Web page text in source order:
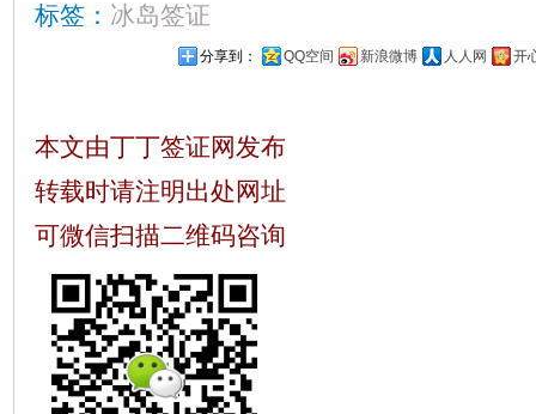
标签： 冰岛签证
分享到： QQ空间 新浪微博 人人网 开
本文由丁丁签证网发布
转载时请注明出处网址
可微信扫描二维码咨询